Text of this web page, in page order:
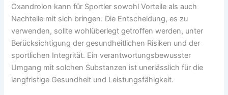
Oxandrolon kann für Sportler sowohl Vorteile als auch
Nachteile mit sich bringen. Die Entscheidung, es zu
verwenden, sollte wohlüberlegt getroffen werden, unter
Berücksichtigung der gesundheitlichen Risiken und der
sportlichen Integrität. Ein verantwortungsbewusster
Umgang mit solchen Substanzen ist unerlässlich für die
langfristige Gesundheit und Leistungsfähigkeit.